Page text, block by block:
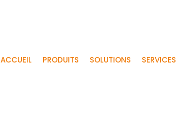
ACCUEIL PRODUITS SOLUTIONS SERVICES